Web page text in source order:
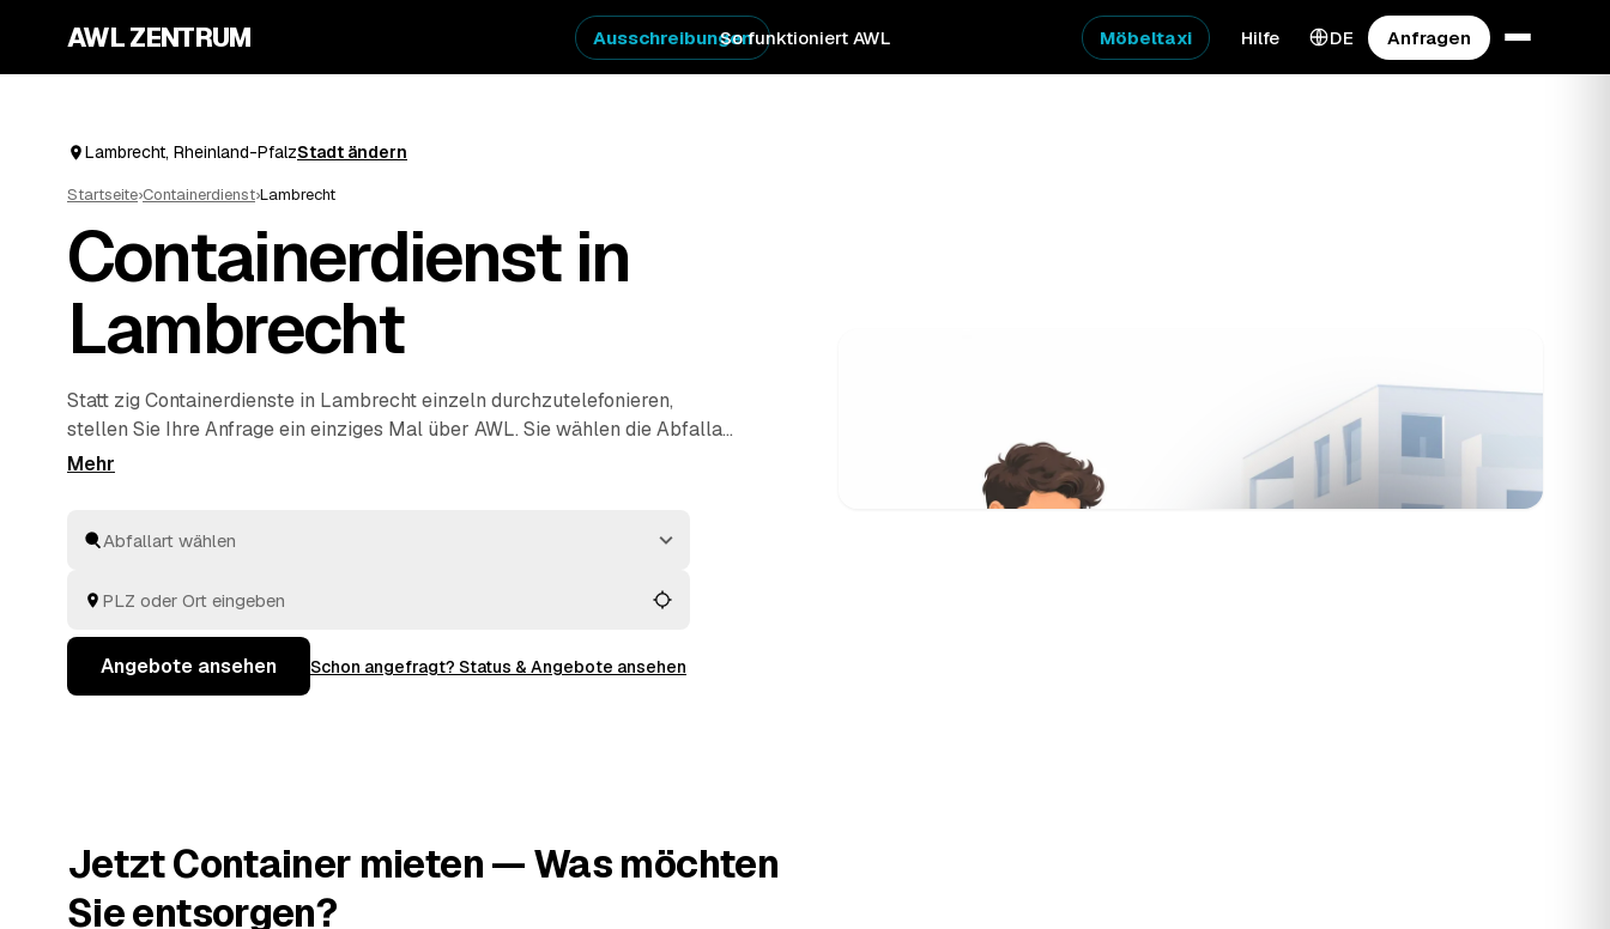
AWL ZENTRUM So funktioniert AWL
Ausschreibungen Möbeltaxi Hilfe DE Anfragen
Lambrecht, Rheinland-PfalzStadt ändern
Startseite›Containerdienst›Lambrecht
Containerdienst in
Lambrecht
Statt zig Containerdienste in Lambrecht einzeln durchzutelefonieren,
stellen Sie Ihre Anfrage ein einziges Mal über AWL. Sie wählen die Abfallart
– von Bauschutt über Grünschnitt bis Mischabfall – und bekommen
Vergleichen können Sie dann ganz entspannt, ohne Druck.
Angebote ansehen Schon angefragt? Status & Angebote ansehen
Jetzt Container mieten — Was möchten
Sie entsorgen?